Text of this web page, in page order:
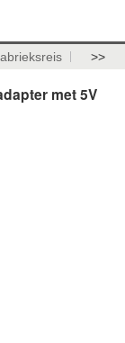
>>
met 5V